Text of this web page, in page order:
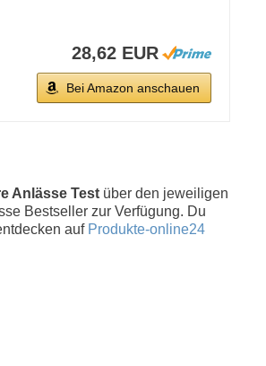
28,62 EUR
Bei Amazon anschauen
Anlässe Test über den jeweiligen
Bestseller zur Verfügung. Du
auf Produkte-online24